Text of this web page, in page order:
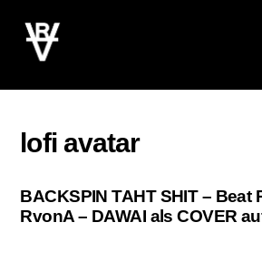
content
lofi avatar
BACKSPIN TAHT SHIT – Beat
RvonA – DAWAI als COVER